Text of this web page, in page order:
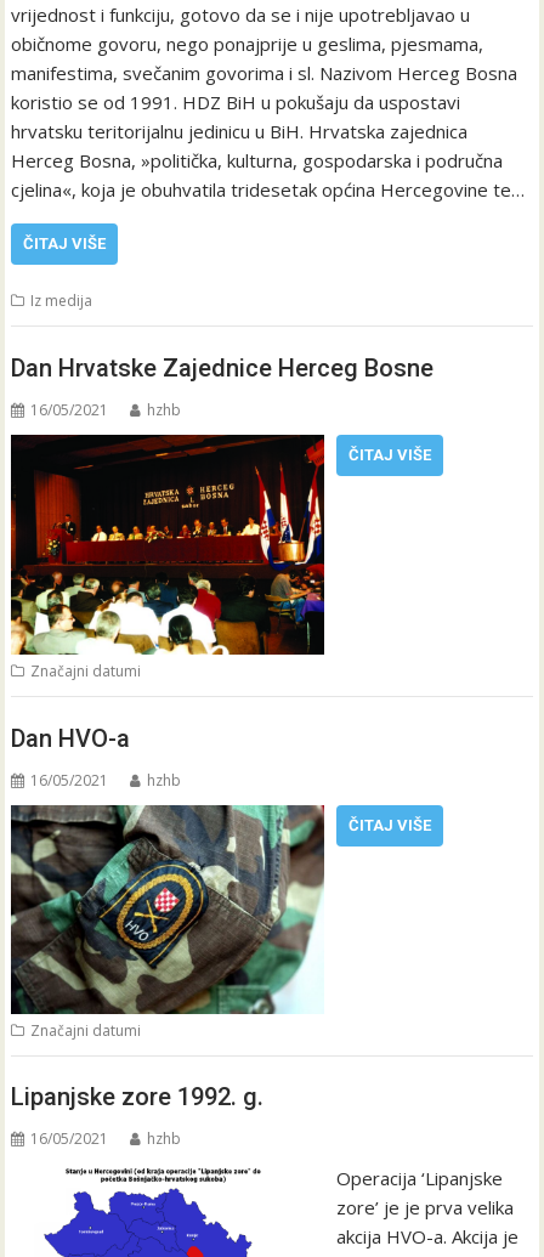
vrijednost i funkciju, gotovo da se i nije upotrebljavao u
običnome govoru, nego ponajprije u geslima, pjesmama,
manifestima, svečanim govorima i sl. Nazivom Herceg Bosna
koristio se od 1991. HDZ BiH u pokušaju da uspostavi
hrvatsku teritorijalnu jedinicu u BiH. Hrvatska zajednica
Herceg Bosna, »politička, kulturna, gospodarska i područna
cjelina«, koja je obuhvatila tridesetak općina Hercegovine te…
ČITAJ VIŠE
Iz medija
Dan Hrvatske Zajednice Herceg Bosne
16/05/2021 hzhb
ČITAJ VIŠE
Značajni datumi
Dan HVO-a
16/05/2021 hzhb
ČITAJ VIŠE
Značajni datumi
Lipanjske zore 1992. g.
16/05/2021 hzhb
Operacija ‘Lipanjske
zore’ je je prva velika
akcija HVO-a. Akcija je